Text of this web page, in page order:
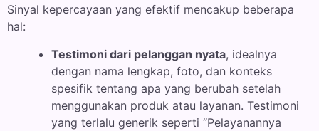
Sinyal kepercayaan yang efektif mencakup beberapa
hal:
Testimoni dari pelanggan nyata, idealnya
dengan nama lengkap, foto, dan konteks
spesifik tentang apa yang berubah setelah
menggunakan produk atau layanan. Testimoni
yang terlalu generik seperti “Pelayanannya